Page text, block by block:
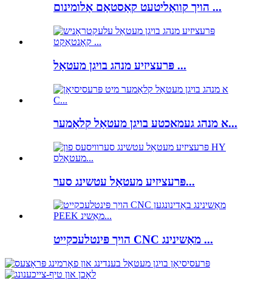
הויך קוואַליטעט קאַסטאַם אַלומינום ...
פּרעציזיע מנהג בויגן מעטאַל ...
א מנהג געמאכטע בויגן מעטאַל קלאַמער...
פּרעציזיע מעטאַל עטשינג סער...
הויך פּינטלעכקייט CNC מאַשינינג ...